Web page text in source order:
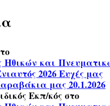
Ηθικών και
2026 Ευχές μας
μας 20.1.2026
Εκπ/κόςστο